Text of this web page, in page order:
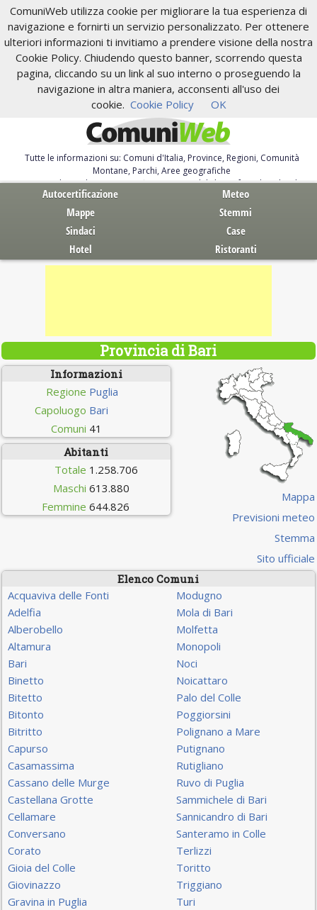
ComuniWeb utilizza cookie per migliorare la tua esperienza di
navigazione e fornirti un servizio personalizzato. Per ottenere
ulteriori informazioni ti invitiamo a prendere visione della nostra
Cookie Policy. Chiudendo questo banner, scorrendo questa
pagina, cliccando su un link al suo interno o proseguendo la
navigazione in altra maniera, acconsenti all'uso dei
cookie. Cookie Policy OK
Tutte le informazioni su: Comuni d'Italia, Province, Regioni, Comunità
Montane, Parchi, Aree geografiche
Servizi al Cittadino. Autocertificazione, moduli, leggi, free download
Autocertificazione
Meteo
Mappe
Stemmi
Sindaci
Case
Hotel
Ristoranti
Provincia di Bari
Informazioni
Regione Puglia
Capoluogo Bari
Comuni 41
Abitanti
Totale 1.258.706
Maschi 613.880
Femmine 644.826
Mappa
Previsioni meteo
Stemma
Sito ufficiale
Elenco Comuni
Acquaviva delle Fonti
Adelfia
Alberobello
Altamura
Bari
Binetto
Bitetto
Bitonto
Bitritto
Capurso
Casamassima
Cassano delle Murge
Castellana Grotte
Cellamare
Conversano
Corato
Gioia del Colle
Giovinazzo
Gravina in Puglia
Modugno
Mola di Bari
Molfetta
Monopoli
Noci
Noicattaro
Palo del Colle
Poggiorsini
Polignano a Mare
Putignano
Rutigliano
Ruvo di Puglia
Sammichele di Bari
Sannicandro di Bari
Santeramo in Colle
Terlizzi
Toritto
Triggiano
Turi